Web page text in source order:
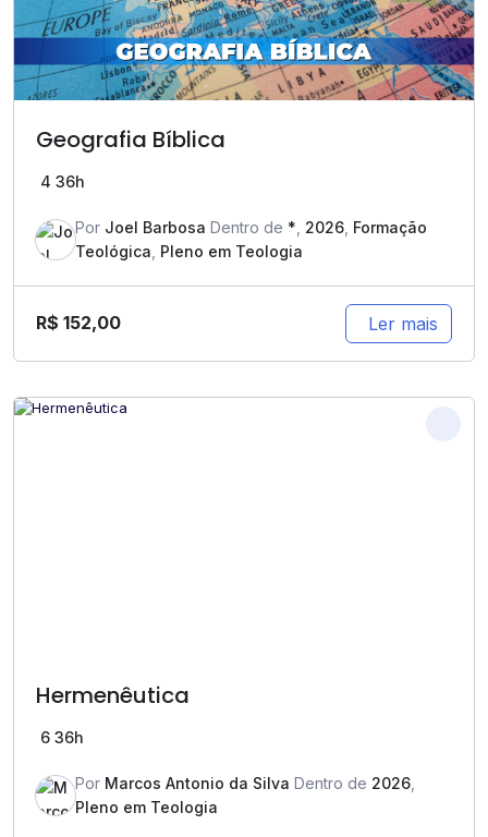
Geografia Bíblica
4 36h
Por Joel Barbosa Dentro de * 2026 Formação
Teológica Pleno em Teologia
R$ 152,00 Ler mais
Hermenêutica
6 36h
Por Marcos Antonio da Silva Dentro de 2026
Pleno em Teologia